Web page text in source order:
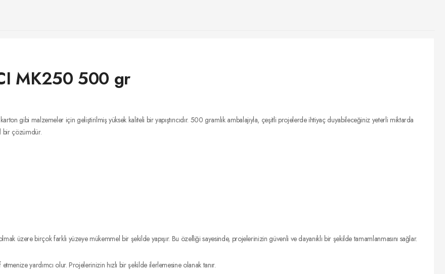
MK250 500 gr
gibi malzemeler için geliştirilmiş yüksek kaliteli bir yapıştırıcıdır. 500 gramlık ambalajıyla, çeşitli projelerde ihtiyaç duyabileceğiniz yeterli miktarda
bir çözümdür.
üzere birçok farklı yüzeye mükemmel bir şekilde yapışır. Bu özelliği sayesinde, projelerinizin güvenli ve dayanıklı bir şekilde tamamlanmasını sağlar.
yardımcı olur. Projelerinizin hızlı bir şekilde ilerlemesine olanak tanır.